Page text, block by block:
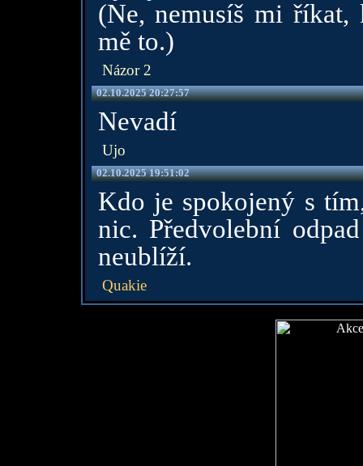
(Ne, nemusíš mi říkat,
mě to.)
Názor 2
02.10.2025 20:27:57
Nevadí
Ujo
02.10.2025 19:51:02
Kdo je spokojený s
nic. Předvolební
neublíží.
Quakie